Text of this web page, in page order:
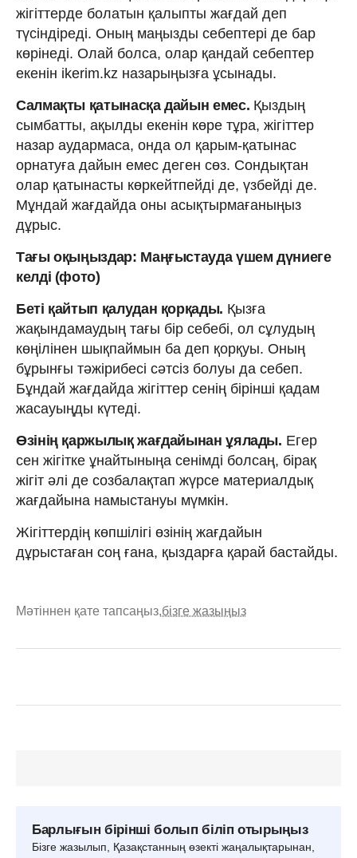
жігіттерде болатын қалыпты жағдай деп
түсіндіреді. Оның маңызды себептері де бар
көрінеді. Олай болса, олар қандай себептер
екенін ikerim.kz назарыңызға ұсынады.
Салмақты қатынасқа дайын емес. Қыздың
сымбатты, ақылды екенін көре тұра, жігіттер
назар аудармаса, онда ол қарым-қатынас
орнатуға дайын емес деген сөз. Сондықтан
олар қатынасты көркейтпейді де, үзбейді де.
Мұндай жағдайда оны асықтырмағаныңыз
дұрыс.
Тағы оқыңыздар: Маңғыстауда үшем дүниеге
келді (фото)
Беті қайтып қалудан қорқады. Қызға
жақындамаудың тағы бір себебі, ол сұлудың
көңілінен шықпаймын ба деп қорқуы. Оның
бұрынғы тәжірибесі сәтсіз болуы да себеп.
Бұндай жағдайда жігіттер сенің бірінші қадам
жасауыңды күтеді.
Өзінің қаржылық жағдайынан ұялады. Егер
сен жігітке ұнайтыныңа сенімді болсаң, бірақ
жігіт әлі де созбалақтап жүрсе материалдық
жағдайына намыстануы мүмкін.
Жігіттердің көпшілігі өзінің жағдайын
дұрыстаған соң ғана, қыздарға қарай бастайды.
Мәтіннен қате тапсаңыз,бізге жазыңыз
Барлығын бірінші болып біліп отырыңыз
Бізге жазылып, Қазақстанның өзекті жаңалықтарынан,